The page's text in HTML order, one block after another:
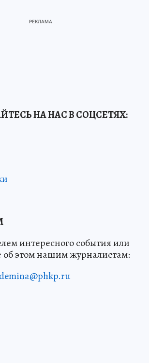
НА НАС В СОЦСЕТЯХ:
интересного события или
этом нашим журналистам: